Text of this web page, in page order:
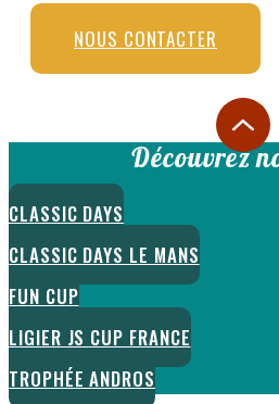
NOUS CONTACTER
Découvrez
CLASSIC DAYS
CLASSIC DAYS LE MANS
FUN CUP
LIGIER JS CUP FRANCE
TROPHÉE ANDROS